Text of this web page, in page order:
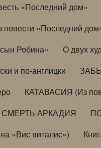
«Последний дом»
повести «Последний
Робина»
О двух
и по-англицки
КАТАВАСИЯ (Из
СМЕРТЬ АРКАДИЯ
«Вис виталис»)